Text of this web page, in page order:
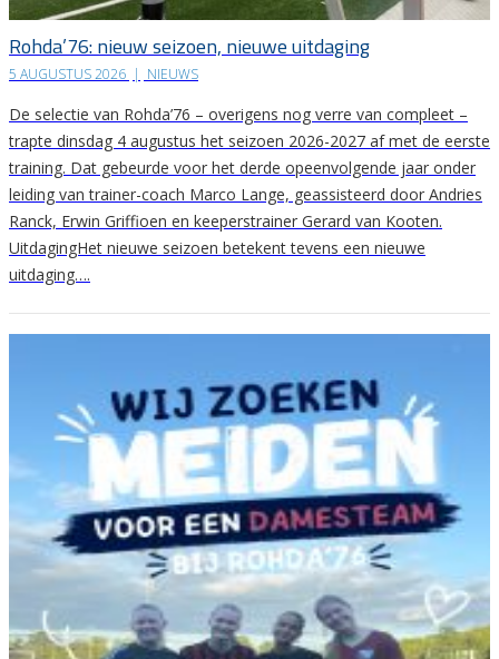
Rohda’76: nieuw seizoen, nieuwe uitdaging
5 AUGUSTUS 2026 | NIEUWS
De selectie van Rohda’76 – overigens nog verre van compleet –
trapte dinsdag 4 augustus het seizoen 2026-2027 af met de eerste
training. Dat gebeurde voor het derde opeenvolgende jaar onder
leiding van trainer-coach Marco Lange, geassisteerd door Andries
Ranck, Erwin Griffioen en keeperstrainer Gerard van Kooten.
UitdagingHet nieuwe seizoen betekent tevens een nieuwe
uitdaging….